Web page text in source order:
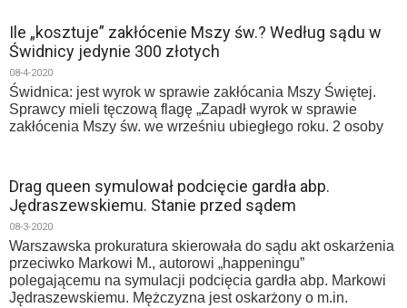
Ile „kosztuje” zakłócenie Mszy św.? Według sądu w
Świdnicy jedynie 300 złotych
08-4-2020
Świdnica: jest wyrok w sprawie zakłócania Mszy Świętej.
Sprawcy mieli tęczową flagę „Zapadł wyrok w sprawie
zakłócenia Mszy św. we wrześniu ubiegłego roku. 2 osoby
Drag queen symulował podcięcie gardła abp.
Jędraszewskiemu. Stanie przed sądem
08-3-2020
Warszawska prokuratura skierowała do sądu akt oskarżenia
przeciwko Markowi M., autorowi „happeningu”
polegającemu na symulacji podcięcia gardła abp. Markowi
Jędraszewskiemu. Mężczyzna jest oskarżony o m.in.